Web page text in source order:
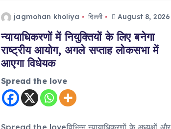
jagmohan kholiya दिल्ली August 8, 2026
न्यायाधिकरणों में नियुक्तियों के लिए बनेगा
राष्ट्रीय आयोग, अगले सप्ताह लोकसभा में
आएगा विधेयक
Spread the love
Spread the loveविभिन्न न्यायाधिकरणों के अध्यक्षों और